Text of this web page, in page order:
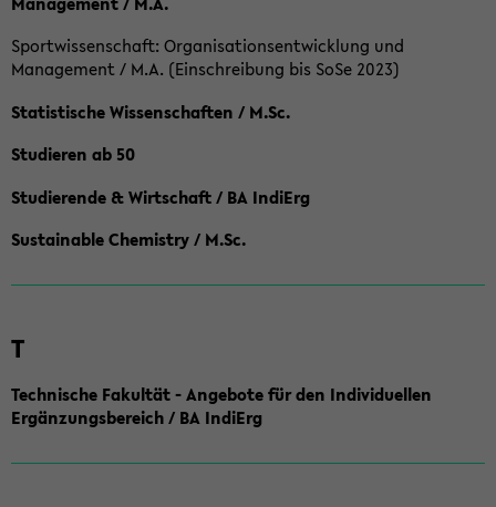
Sportwissenschaft: Organisationsentwicklung und
Management / M.A. (Einschreibung bis SoSe 2023)
Statistische Wissenschaften / M.Sc.
Studieren ab 50
Studierende & Wirtschaft / BA IndiErg
Sustainable Chemistry / M.Sc.
T
Technische Fakultät - Angebote für den Individuellen
Ergänzungsbereich / BA IndiErg